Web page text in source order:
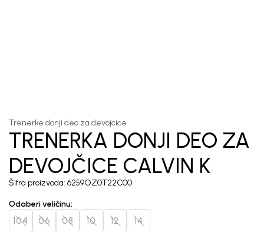
Trenerke donji deo za devojcice
TRENERKA DONJI DEO ZA
DEVOJČICE CALVIN K
Šifra proizvoda: 6259OZ0T22C00
Odaberi veličinu:
104 06 08 10 12 14